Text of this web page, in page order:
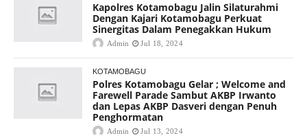
Kapolres Kotamobagu Jalin Silaturahmi
Dengan Kajari Kotamobagu Perkuat
Sinergitas Dalam Penegakkan Hukum
Admin Jul 18, 2024
KOTAMOBAGU
Polres Kotamobagu Gelar ; Welcome and
Farewell Parade Sambut AKBP Irwanto
dan Lepas AKBP Dasveri dengan Penuh
Penghormatan
Admin Jul 13, 2024